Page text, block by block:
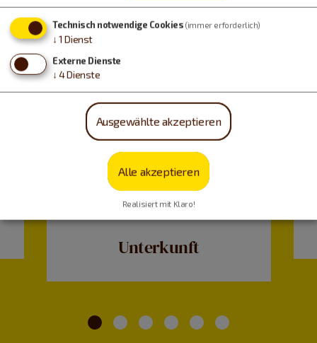
Unterkunft
Technisch notwendige Cookies (immer erforderlich)
↓ 1 Dienst
Externe Dienste
↓ 4Dienste
Ausgewählte akzeptieren
Alle akzeptieren
Realisiert mit Klaro!